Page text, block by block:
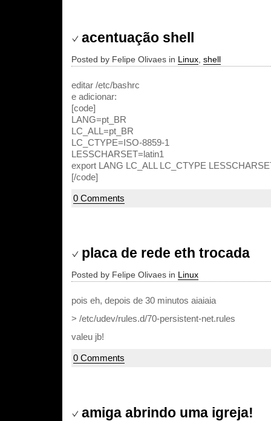
acentuação shell
Posted by Felipe Olivaes in Linux, shell
editar /etc/bashrc
e adicionar:
[code]
LANG=pt_BR
LC_ALL=pt_BR
LC_CTYPE=ISO-8859-1
LESSCHARSET=latin1
export LANG LC_ALL LC_CTYPE
[/code]
0 Comments
placa de rede eth trocada
Posted by Felipe Olivaes in Linux
pois eh, depois de 30 minutos aiaiaia
> /etc/udev/rules.d/70-persistent-net.rules
valeu jb!
0 Comments
amiga abrindo uma igreja!